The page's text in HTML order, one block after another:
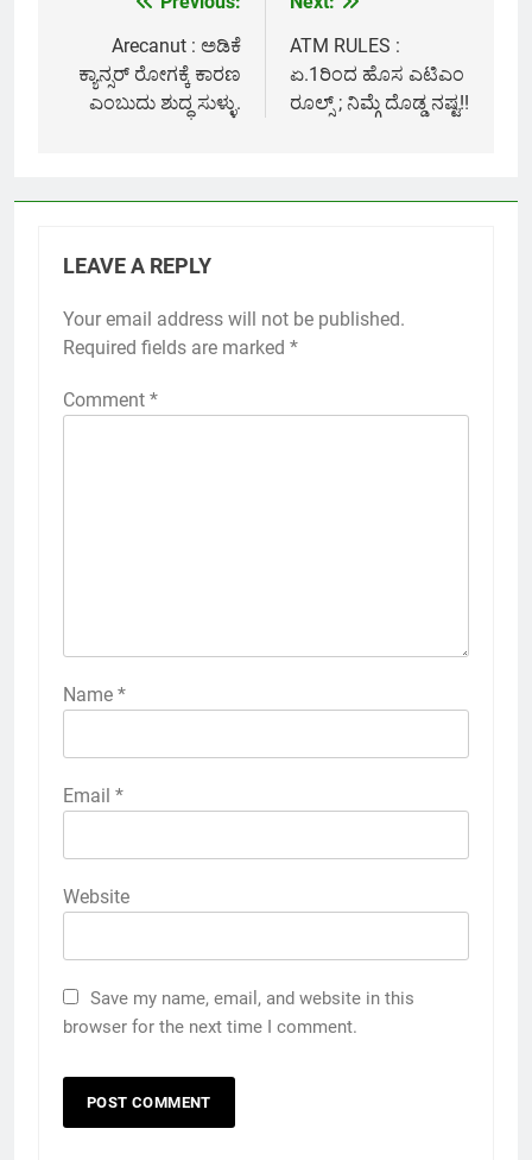
navigation
Arecanut : ಅಡಿಕೆ
ಕ್ಯಾನ್ಸರ್ ರೋಗಕ್ಕೆ ಕಾರಣ
ಎಂಬುದು ಶುದ್ಧ ಸುಳ್ಳು.
ATM RULES :
ಏ.1ರಿಂದ ಹೊಸ ಎಟಿಎಂ
ರೂಲ್ಸ್ ; ನಿಮ್ಗೆ ದೊಡ್ಡ ನಷ್ಟ!!
LEAVE A REPLY
Your email address will not be published.
Required fields are marked *
Comment *
Name *
Email *
Website
Save my name, email, and website in this
browser for the next time I comment.